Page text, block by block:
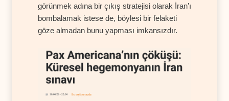
görünmek adına bir çıkış stratejisi olarak İran’ı
bombalamak istese de, böylesi bir felaketi
göze almadan bunu yapması imkansızdır.